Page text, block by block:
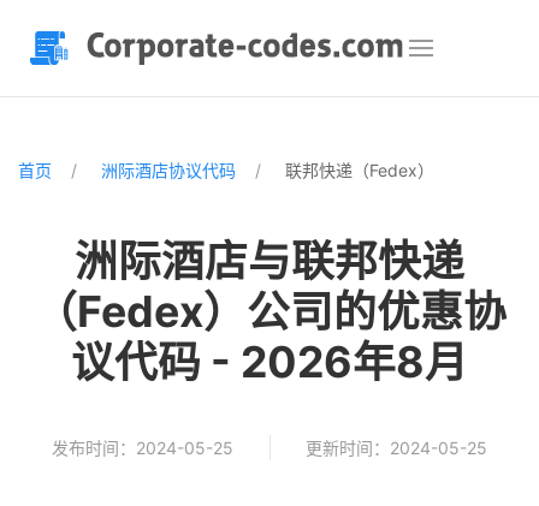
首页 洲际酒店协议代码 联邦快递（Fedex）
洲际酒店与联邦快递
（Fedex）公司的优惠协
议代码 - 2026年8月
发布时间：2024-05-25 更新时间：2024-05-25